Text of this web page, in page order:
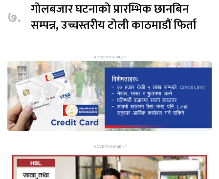
७. गोलबजार घटनाको प्रारम्भिक छानबिन
सम्पन्न, उच्चस्तरीय टोली काठमाडौं फिर्ता